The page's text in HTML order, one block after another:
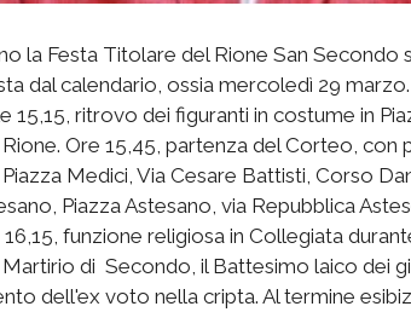
la Festa Titolare del Rione San Secondo
dal calendario, ossia mercoledì 29
15,15, ritrovo dei figuranti in costume in
Ore 15,45, partenza del Corteo, con
Medici, Via Cesare Battisti, Corso
Piazza Astesano, via Repubblica
funzione religiosa in Collegiata
di Secondo, il Battesimo laico dei
dell'ex voto nella cripta. Al termine